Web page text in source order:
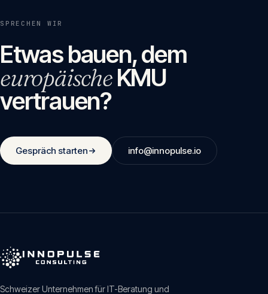
SPRECHEN WIR
Etwas bauen, dem
europäischeKMU
vertrauen?
Gespräch starten info@innopulse.io
Schweizer Unternehmen für IT-Beratung und